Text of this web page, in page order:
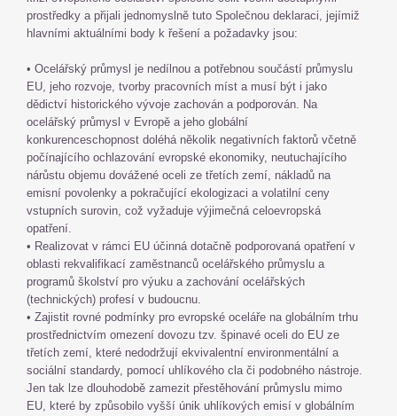
prostředky a přijali jednomyslně tuto Společnou deklaraci, jejímiž
hlavními aktuálními body k řešení a požadavky jsou:
• Ocelářský průmysl je nedílnou a potřebnou součástí průmyslu
EU, jeho rozvoje, tvorby pracovních míst a musí být i jako
dědictví historického vývoje zachován a podporován. Na
ocelářský průmysl v Evropě a jeho globální
konkurenceschopnost doléhá několik negativních faktorů včetně
počínajícího ochlazování evropské ekonomiky, neutuchajícího
nárůstu objemu dovážené oceli ze třetích zemí, nákladů na
emisní povolenky a pokračující ekologizaci a volatilní ceny
vstupních surovin, což vyžaduje výjimečná celoevropská
opatření.
• Realizovat v rámci EU účinná dotačně podporovaná opatření v
oblasti rekvalifikací zaměstnanců ocelářského průmyslu a
programů školství pro výuku a zachování ocelářských
(technických) profesí v budoucnu.
• Zajistit rovné podmínky pro evropské oceláře na globálním trhu
prostřednictvím omezení dovozu tzv. špinavé oceli do EU ze
třetích zemí, které nedodržují ekvivalentní environmentální a
sociální standardy, pomocí uhlíkového cla či podobného nástroje.
Jen tak lze dlouhodobě zamezit přestěhování průmyslu mimo
EU, které by způsobilo vyšší únik uhlíkových emisí v globálním